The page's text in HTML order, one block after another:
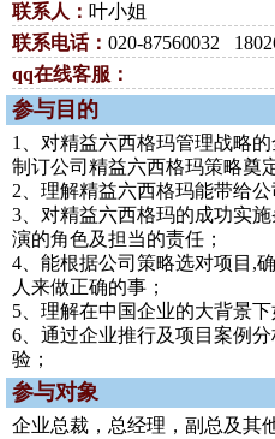
联系人： 叶小姐
联系电话： 020-87560032
qq在线客服：
参与目的
1、对精益六西格玛管理战略
制订公司精益六西格玛策略奠
2、理解精益六西格玛能带给公
3、对精益六西格玛的成功实
演的角色及担当的责任；
4、能根据公司策略选对项目,
人来做正确的事；
5、理解在中国企业的大背景
6、通过企业推行及项目案例
验；
参与对象
企业总裁，总经理，副总及其